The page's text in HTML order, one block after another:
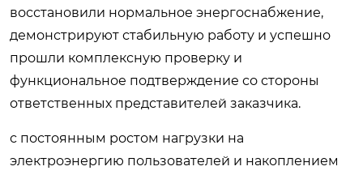
восстановили нормальное энергоснабжение,
демонстрируют стабильную работу и успешно
прошли комплексную проверку и
функциональное подтверждение со стороны
ответственных представителей заказчика.
с постоянным ростом нагрузки на
электроэнергию пользователей и накоплением